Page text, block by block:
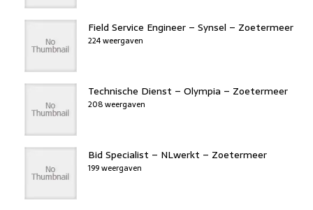
Field Service Engineer – Synsel – Zoetermeer
224 weergaven
Technische Dienst – Olympia – Zoetermeer
208 weergaven
Bid Specialist – NLwerkt – Zoetermeer
199 weergaven